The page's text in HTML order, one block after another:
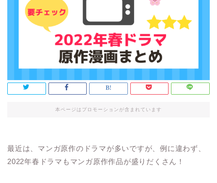
本ページはプロモーションが含まれています
最近は、マンガ原作のドラマが多いですが、例に違わず、
2022年春ドラマもマンガ原作作品が盛りだくさん！